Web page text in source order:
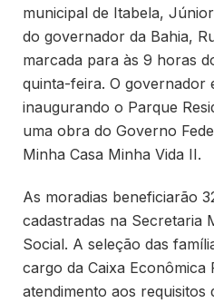
municipal de Itabela,
do governador da Bahia,
marcada para às 9 horas
quinta-feira. O governador
inaugurando o Parque
uma obra do Governo
Minha Casa Minha Vida II.
As moradias beneficiarão
cadastradas na Secretaria
Social. A seleção das
cargo da Caixa Econômica
atendimento aos requisitos